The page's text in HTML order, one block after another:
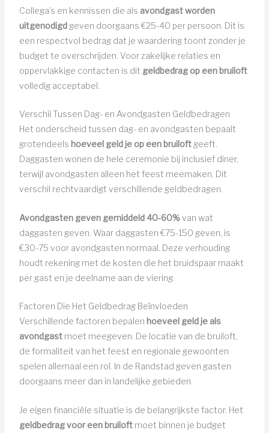
Collega’s en kennissen die als avondgast worden
uitgenodigdgeven doorgaans €25-40 per persoon. Dit is
een respectvol bedrag dat je waardering toont zonder je
budget te overschrijden. Voor zakelijke relaties en
oppervlakkige contacten is dit geldbedrag op een bruiloft
volledig acceptabel.
Verschil Tussen Dag- en Avondgasten Geldbedragen
Het onderscheid tussen dag- en avondgasten bepaalt
grotendeels hoeveel geld je op een bruiloftgeeft.
Daggasten wonen de hele ceremonie bij inclusief diner,
terwijl avondgasten alleen het feest meemaken. Dit
verschil rechtvaardigt verschillende geldbedragen.
Avondgasten geven gemiddeld 40-60%van wat
daggasten geven. Waar daggasten €75-150 geven, is
€30-75 voor avondgasten normaal. Deze verhouding
houdt rekening met de kosten die het bruidspaar maakt
per gast en je deelname aan de viering.
Factoren Die Het Geldbedrag Beïnvloeden
Verschillende factoren bepalen hoeveel geld je als
avondgastmoet meegeven. De locatie van de bruiloft,
de formaliteit van het feest en regionale gewoonten
spelen allemaal een rol. In de Randstad geven gasten
doorgaans meer dan in landelijke gebieden.
Je eigen financiële situatie is de belangrijkste factor. Het
geldbedrag voor een bruiloftmoet binnen je budget